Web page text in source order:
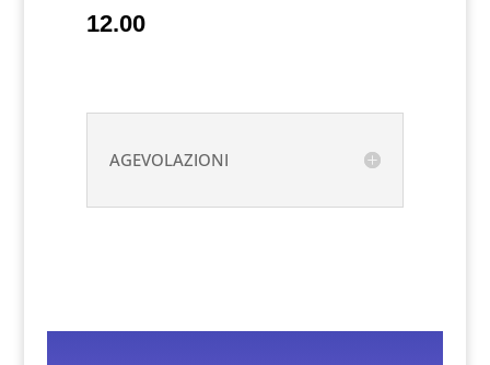
12.00
AGEVOLAZIONI